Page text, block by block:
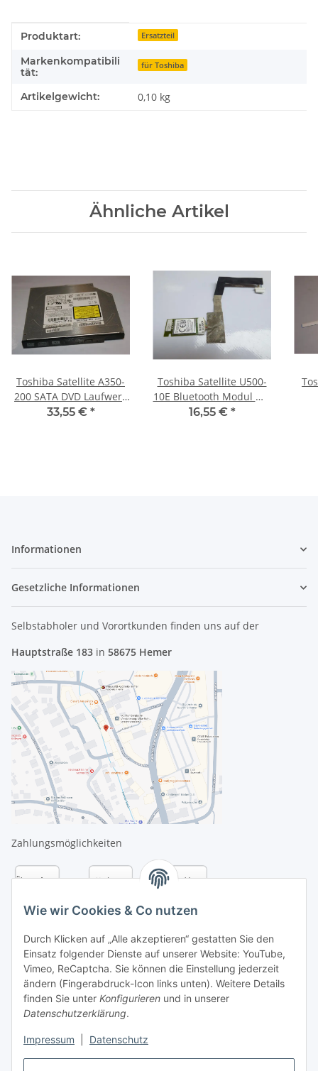
Wie wir Cookies & Co nutzen
Durch Klicken auf „Alle akzeptieren“ gestatten Sie den
Einsatz folgender Dienste auf unserer Website: YouTube,
Vimeo, ReCaptcha. Sie können die Einstellung jederzeit
ändern (Fingerabdruck-Icon links unten). Weitere Details
finden Sie unter Konfigurieren und in unserer
Datenschutzerklärung.
Impressum Datenschutz
Produkteigenschaft
Wert
Produktart: Ersatzteil
Markenkompatibili
tät:
für Toshiba
Artikelgewicht: 0,10 kg
Ähnliche Artikel
Toshiba Satellite A350-
200 SATA DVD Laufwerk
12,7mm DVR-TD08TBM
33,55 € *
Toshiba Satellite U500-
10E Bluetooth Modul mit
Kabel H000017790
16,55 € *
Informationen
Gesetzliche Informationen
Selbstabholer und Vorortkunden finden uns auf der
Hauptstraße 183 in 58675 Hemer
Zahlungsmöglichkeiten